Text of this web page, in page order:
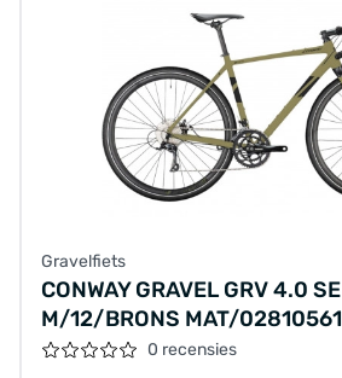
Gravelfiets
CONWAY GRAVEL GRV 4.0
M/12/BRONS MAT/02810561
0 recensies